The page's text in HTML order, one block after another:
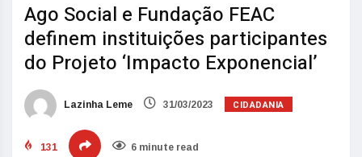
Ago Social e Fundação FEAC
definem instituições participantes
do Projeto ‘Impacto Exponencial’
Lazinha Leme 31/03/2023 CIDADANIA
131 6 minute read